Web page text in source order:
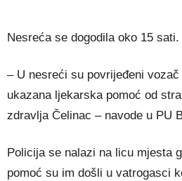
Nesreća se dogodila oko 15 sati.
– U nesreći su povrijeđeni
ukazana ljekarska pomoć od
zdravlja Čelinac – navode u PU
Policija se nalazi na licu mjesta
pomoć su im došli u vatrogasci